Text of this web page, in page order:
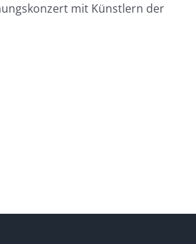
mit Künstlern der